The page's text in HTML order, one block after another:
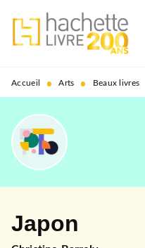
MENU RECHERCHE
PIED DE PAGE
Accueil • Arts • Beaux livres
Japon